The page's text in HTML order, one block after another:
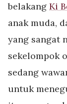
belakang Ki
anak muda,
yang sangat
sekelompok
sedang
untuk